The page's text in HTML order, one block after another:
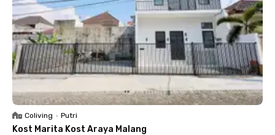
Coliving • Putri
Kost Marita Kost Araya Malang